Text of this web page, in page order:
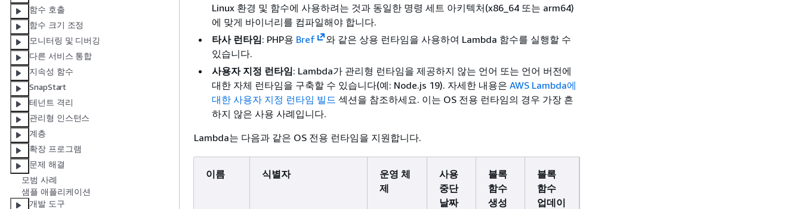
함수 호출
함수 크기 조정
모니터링 및 디버깅
다른 서비스 통합
지속성 함수
SnapStart
테넌트 격리
관리형 인스턴스
계층
확장 프로그램
문제 해결
모범 사례
샘플 애플리케이션
개발 도구
Linux 환경 및 함수에 사용하려는 것과 동일한 명령 세트 아키텍처(x86_64 또는 arm64)
에 맞게 바이너리를 컴파일해야 합니다.
타사 런타임: PHP용 Bref
와 같은 상용 런타임을 사용하여 Lambda 함수를 실행할 수
있습니다.
사용자 지정 런타임: Lambda가 관리형 런타임을 제공하지 않는 언어 또는 언어 버전에
대한 자체 런타임을 구축할 수 있습니다(예: Node.js 19). 자세한 내용은 AWS Lambda에
대한 사용자 지정 런타임 빌드 섹션을 참조하세요. 이는 OS 전용 런타임의 경우 가장 흔
하지 않은 사용 사례입니다.
Lambda는 다음과 같은 OS 전용 런타임을 지원합니다.
이름 식별자
운영 체
제
사용
중단
날짜
블록
함수
생성
블록
함수
업데이